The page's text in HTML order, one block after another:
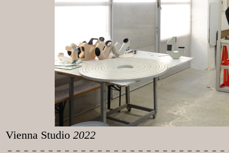
Vienna Studio 2022